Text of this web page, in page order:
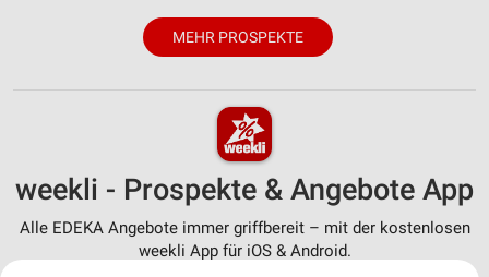
MEHR PROSPEKTE
weekli - Prospekte & Angebote App
Alle EDEKA Angebote immer griffbereit – mit der kostenlosen
weekli App für iOS & Android.